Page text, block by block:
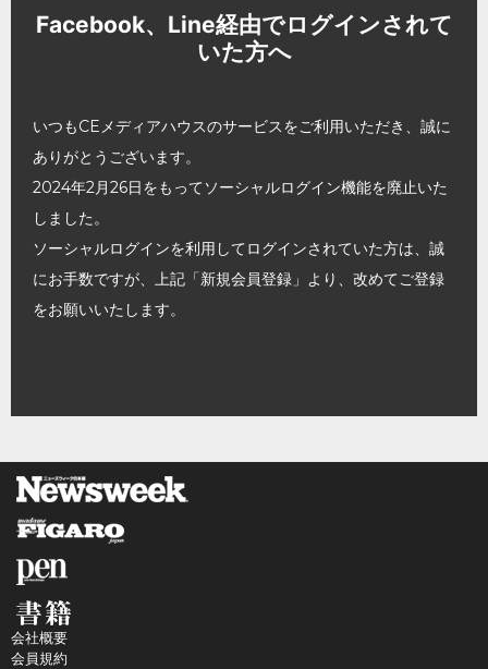
Facebook、Line経由でログインされて
いた方へ
いつもCEメディアハウスのサービスをご利用いただき、誠に
ありがとうございます。
2024年2月26日をもってソーシャルログイン機能を廃止いた
しました。
ソーシャルログインを利用してログインされていた方は、誠
にお手数ですが、上記「新規会員登録」より、改めてご登録
をお願いいたします。
会社概要
会員規約